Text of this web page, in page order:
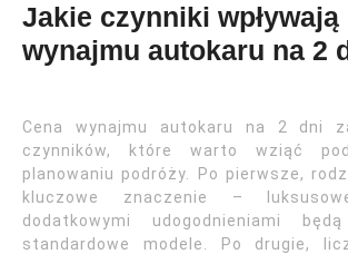
Jakie czynniki wpływają
wynajmu autokaru na 2
Cena wynajmu autokaru na 2 dni
czynników, które warto wziąć
planowaniu podróży. Po pierwsze,
kluczowe znaczenie –
dodatkowymi udogodnieniami
standardowe modele. Po drugie,